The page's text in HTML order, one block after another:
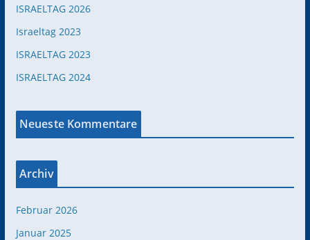
ISRAELTAG 2026
Israeltag 2023
ISRAELTAG 2023
ISRAELTAG 2024
Neueste Kommentare
Archiv
Februar 2026
Januar 2025